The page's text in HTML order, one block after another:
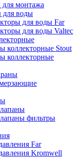
для монтажа
для воды
для воды Far
для воды Valtec
коллекторные Stout
коллекторные
фильтры
Far
Kromwell